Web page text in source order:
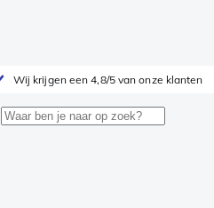
Wij krijgen een 4,8/5 van onze klanten